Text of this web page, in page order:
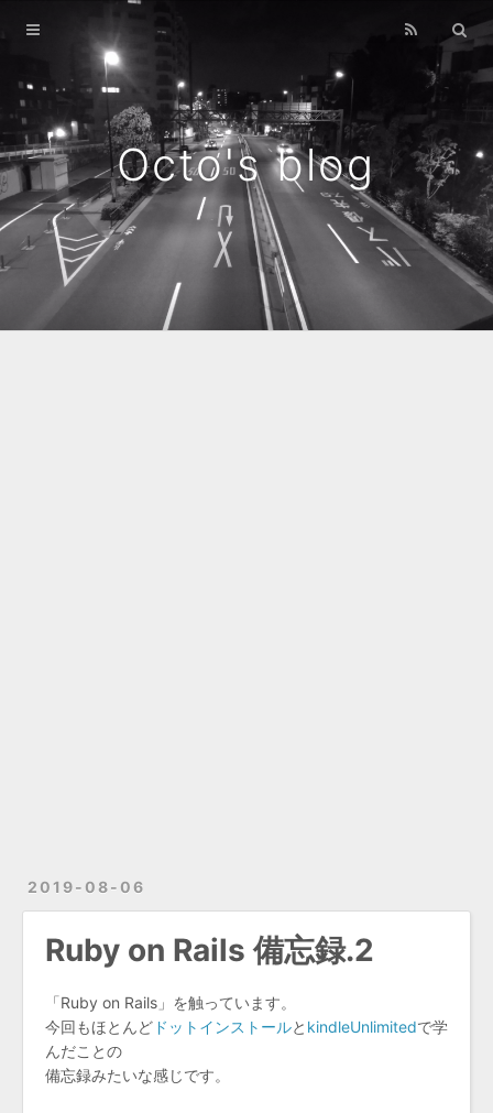
Octo's blog
2019-08-06
Ruby on Rails 備忘録.2
「Ruby on Rails」を触っています。
今回もほとんど ドットインストールと kindleUnlimitedで学
んだことの
備忘録みたいな感じです。
Home
Archives